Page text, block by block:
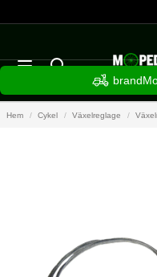
Hem Cykel Växelreglage